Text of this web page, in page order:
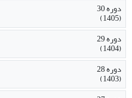
دوره 30
(1405)
دوره 29
(1404)
دوره 28
(1403)